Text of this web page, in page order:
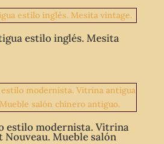
estilo inglés. Mesita
estilo modernista. Vitrina
Mueble salón